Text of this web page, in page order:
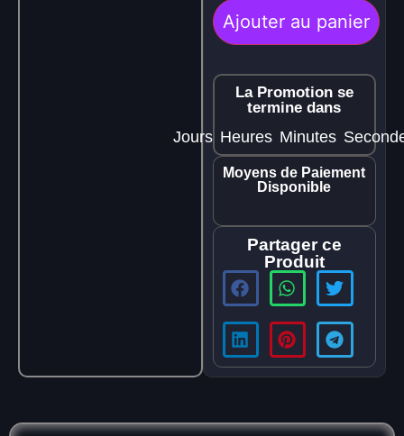
Ajouter au panier
La Promotion se
termine dans
Jours Heures Minutes
Moyens de Paiement
Disponible
Partager ce
Produit